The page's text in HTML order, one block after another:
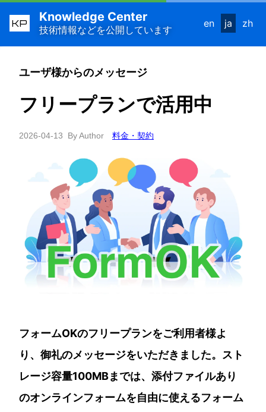
KP Knowledge Center
技術情報などを公開しています
en ja zh
ユーザ様からのメッセージ
フリープランで活用中
2026-04-13 By Author 料金・契約
フォームOKのフリープランをご利用者様よ
り、御礼のメッセージをいただきました。スト
レージ容量100MBまでは、添付ファイルあり
のオンラインフォームを自由に使えるフォーム